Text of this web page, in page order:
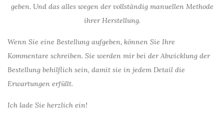
geben. Und das alles wegen der vollständig manuellen Methode
ihrer Herstellung.
Wenn Sie eine Bestellung aufgeben, können Sie Ihre
Kommentare schreiben. Sie werden mir bei der Abwicklung der
Bestellung behilflich sein, damit sie in jedem Detail die
Erwartungen erfüllt.
Ich lade Sie herzlich ein!